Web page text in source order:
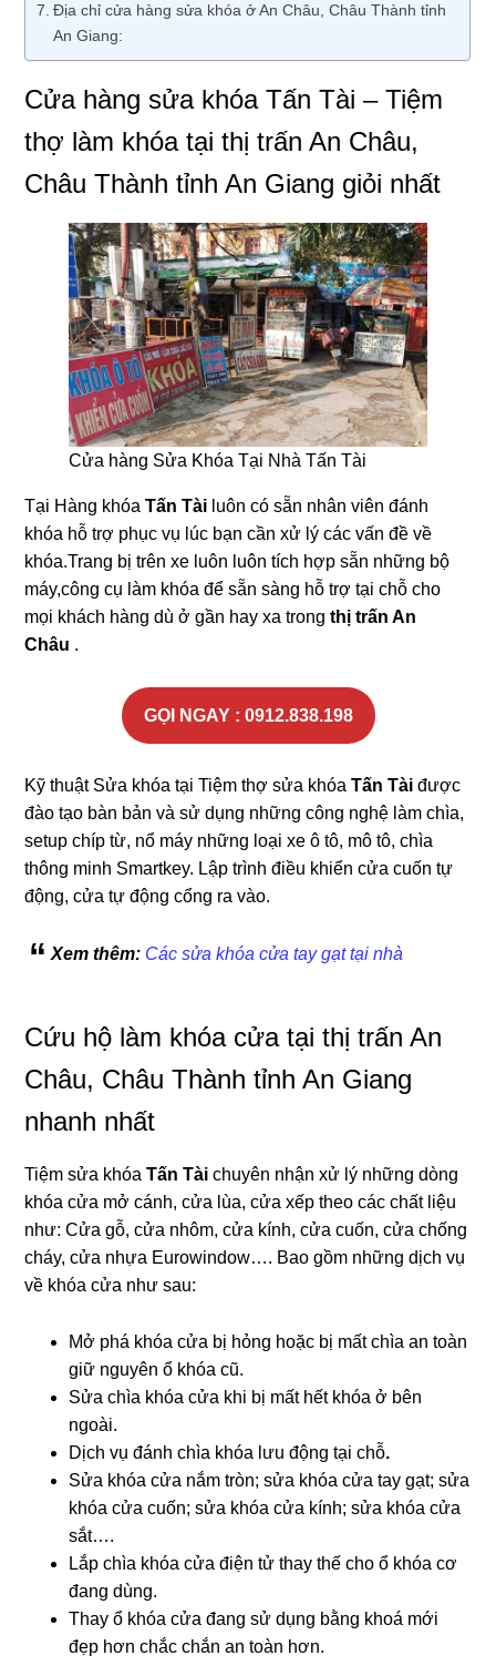
Địa chỉ cửa hàng sửa khóa ở An Châu, Châu Thành tỉnh
An Giang:
Cửa hàng sửa khóa Tấn Tài – Tiệm
thợ làm khóa tại thị trấn An Châu,
Châu Thành tỉnh An Giang giỏi nhất
Cửa hàng Sửa Khóa Tại Nhà Tấn Tài
Tại Hàng khóaTấn Tài luôn có sẵn nhân viên đánh
khóa hỗ trợ phục vụ lúc bạn cần xử lý các vấn đề về
khóa.Trang bị trên xe luôn luôn tích hợp sẵn những bộ
máy,công cụ làm khóa để sẵn sàng hỗ trợ tại chỗ cho
mọi khách hàng dù ở gần hay xa trongthị trấn An
Châu .
GỌI NGAY : 0912.838.198
Kỹ thuật Sửa khóa tại Tiệm thợ sửa khóaTấn Tài được
đào tạo bàn bản và sử dụng những công nghệ làm chìa,
setup chíp từ, nổ máy những loại xe ô tô, mô tô, chìa
thông minh Smartkey. Lập trình điều khiển cửa cuốn tự
động, cửa tự động cổng ra vào.
Xem thêm: Các sửa khóa cửa tay gạt tại nhà
Cứu hộ làm khóa cửa tại thị trấn An
Châu, Châu Thành tỉnh An Giang
nhanh nhất
Tiệm sửa khóaTấn Tài chuyên nhận xử lý những dòng
khóa cửa mở cánh, cửa lùa, cửa xếp theo các chất liệu
như: Cửa gỗ, cửa nhôm, cửa kính, cửa cuốn, cửa chống
cháy, cửa nhựa Eurowindow…. Bao gồm những dịch vụ
về khóa cửa như sau:
Mở phá khóa cửa bị hỏng hoặc bị mất chìa an toàn
giữ nguyên ổ khóa cũ.
Sửa chìa khóa cửa khi bị mất hết khóa ở bên
ngoài.
Dịch vụ đánh chìa khóa lưu động tại chỗ.
Sửa khóa cửa nắm tròn; sửa khóa cửa tay gạt; sửa
khóa cửa cuốn; sửa khóa cửa kính; sửa khóa cửa
sắt….
Lắp chìa khóa cửa điện tử thay thế cho ổ khóa cơ
đang dùng.
Thay ổ khóa cửa đang sử dụng bằng khoá mới
đẹp hơn chắc chắn an toàn hơn.